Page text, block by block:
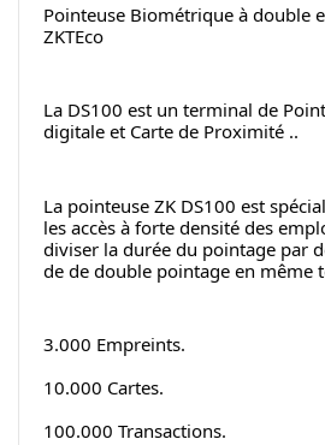
Pointeuse Biométrique à double
ZKTEco
La DS100 est un terminal de
digitale et Carte de Proximité ..
La pointeuse ZK DS100 est
les accès à forte densité des
diviser la durée du pointage par
de de double pointage en même
3.000 Empreints.
10.000 Cartes.
100.000 Transactions.